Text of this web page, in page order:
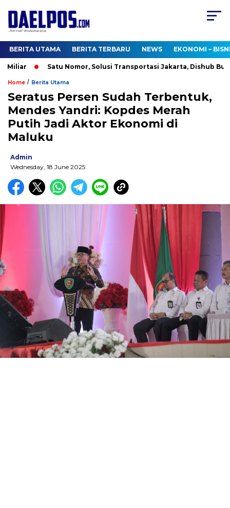
BERITA UTAMA BERITA TERBARU NEWS EKONOMI –
Satu Nomor, Solusi Transportasi Jakarta, Dishub Buka
Home / Berita Utama
Seratus Persen Sudah Terbentuk,
Mendes Yandri: Kopdes Merah
Putih Jadi Aktor Ekonomi di
Maluku
Admin
Wednesday, 18 June 2025